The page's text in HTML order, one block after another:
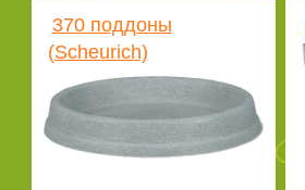
370 поддоны
(Scheurich)